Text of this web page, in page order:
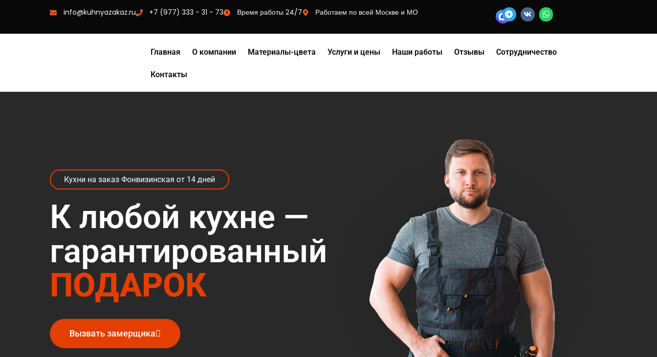
info@kuhnyazakaz.ru +7 (977) 333 - 31 - 73 Время работы 24/7 Работаем по всей Москве и МО
Главная О компании Материалы-цвета Услуги и цены Наши работы Отзывы Сотрудничество
Контакты
Кухни на заказ Фонвизинская от 14 дней
К любой кухне —
гарантированный
ПОДАРОК
Вызвать замерщика